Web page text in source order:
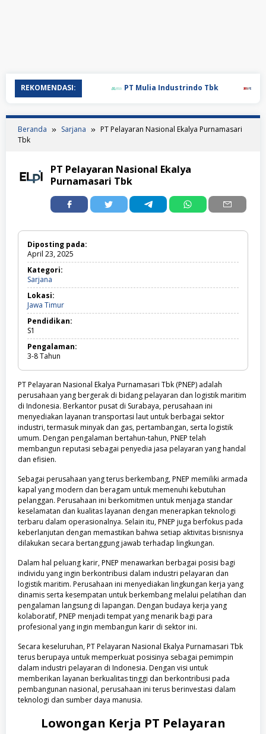
REKOMENDASI: PT Mulia Industrindo Tbk PT
Beranda Sarjana
PT Pelayaran Nasional Ekalya Purnamasari
Tbk
PT Pelayaran Nasional Ekalya
Purnamasari Tbk
Diposting pada:
April 23, 2025
Kategori:
Sarjana
Lokasi:
Jawa TimurJawa
Timur
Pendidikan:
S1
Pengalaman:
3-8Tahun
PT Pelayaran Nasional Ekalya Purnamasari Tbk (PNEP) adalah
perusahaan yang bergerak di bidang pelayaran dan logistik maritim
di Indonesia. Berkantor pusat di Surabaya, perusahaan ini
menyediakan layanan transportasi laut untuk berbagai sektor
industri, termasuk minyak dan gas, pertambangan, serta logistik
umum. Dengan pengalaman bertahun-tahun, PNEP telah
membangun reputasi sebagai penyedia jasa pelayaran yang handal
dan efisien.
Sebagai perusahaan yang terus berkembang, PNEP memiliki armada
kapal yang modern dan beragam untuk memenuhi kebutuhan
pelanggan. Perusahaan ini berkomitmen untuk menjaga standar
keselamatan dan kualitas layanan dengan menerapkan teknologi
terbaru dalam operasionalnya. Selain itu, PNEP juga berfokus pada
keberlanjutan dengan memastikan bahwa setiap aktivitas bisnisnya
dilakukan secara bertanggung jawab terhadap lingkungan.
Dalam hal peluang karir, PNEP menawarkan berbagai posisi bagi
individu yang ingin berkontribusi dalam industri pelayaran dan
logistik maritim. Perusahaan ini menyediakan lingkungan kerja yang
dinamis serta kesempatan untuk berkembang melalui pelatihan dan
pengalaman langsung di lapangan. Dengan budaya kerja yang
kolaboratif, PNEP menjadi tempat yang menarik bagi para
profesional yang ingin membangun karir di sektor ini.
Secara keseluruhan, PT Pelayaran Nasional Ekalya Purnamasari Tbk
terus berupaya untuk memperkuat posisinya sebagai pemimpin
dalam industri pelayaran di Indonesia. Dengan visi untuk
memberikan layanan berkualitas tinggi dan berkontribusi pada
pembangunan nasional, perusahaan ini terus berinvestasi dalam
teknologi dan sumber daya manusia.
Lowongan Kerja PT Pelayaran